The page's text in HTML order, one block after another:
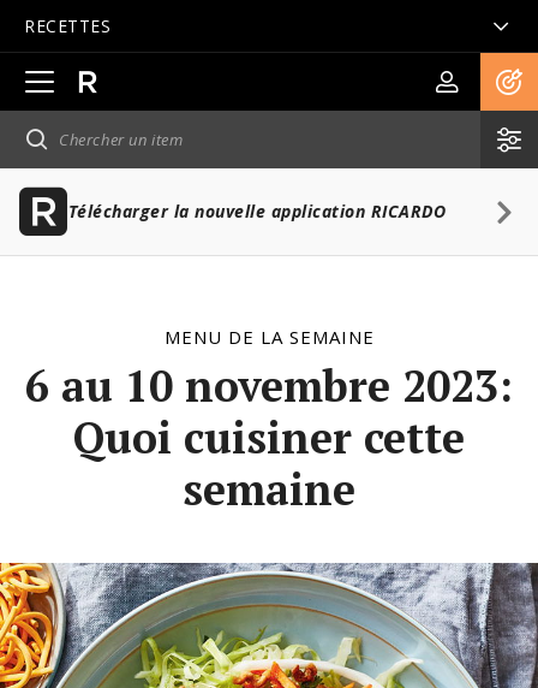
RECETTES
Ouvrir
la
navigation
principale
Télécharger la nouvelle application RICARDO
MENU DE LA SEMAINE
6 au 10 novembre 2023:
Quoi cuisiner cette
semaine